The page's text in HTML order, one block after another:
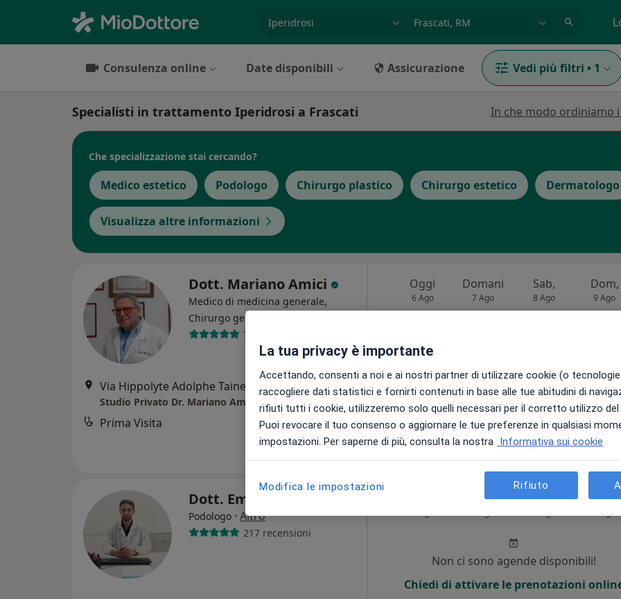
Consulenza online Date disponibili Assicurazione Vedi più filtri • 1
Specialisti in trattamento Iperidrosi a Frascati In che modo ordiniamo
Che specializzazione stai cercando?
Medico estetico Podologo Chirurgo plastico Chirurgo estetico Dermatologo
Visualizza altre informazioni
Dott. Mariano Amici
Medico di medicina generale,
Chirurgo generale
7 recensioni
Via Hippolyte Adolphe Taine 35, Roma •Mappa
Studio Privato Dr. Mariano Amici
Prima Visita 150 €
Oggi
6 Ago
Domani
7 Ago
Sab,
8 Ago
Dom,
9 Ago
Non ci sono agende disponibili!
Chiedi di attivare le prenotazioni online
Dott. Emiliano Lucci
Podologo · Altro
217 recensioni
Domani Sab, Dom,
Non ci sono agende disponibili!
Chiedi di attivare le prenotazioni
La tua privacy è importante
Accettando, consenti a noi e ai nostri partner di utilizzare cookie (o
raccogliere dati statistici e fornirti contenuti in base alle tue abitudini di
rifiuti tutti i cookie, utilizzeremo solo quelli necessari per il corretto utilizzo
Puoi revocare il tuo consenso o aggiornare le tue preferenze in qualsiasi
impostazioni. Per saperne di più, consulta la nostra Informativa sui cookie
Modifica le impostazioni Rifiuto